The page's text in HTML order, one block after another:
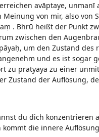
avāptaye,
Meinung von mir, also von
. Bhrū heißt der Punkt
zwischen den
um den Zustand des
und es ist sogar
zu pratyaya zu einer
Zustand der Auflösung,
du dich
kommt die innere